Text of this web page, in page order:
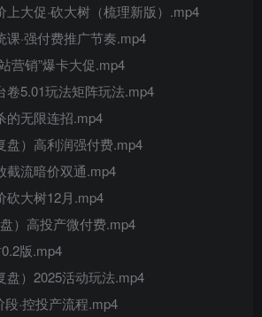
上大促·砍大树（梳理新版）.mp4
课·强付费推广节奏.mp4
营销”爆卡大促.mp4
卷5.01玩法矩阵玩法.mp4
的无限连招.mp4
盘）高利润强付费.mp4
截流暗价双通.mp4
砍大树12月.mp4
）高投产微付费.mp4
版.mp4
盘）2025活动玩法.mp4
·控投产流程.mp4